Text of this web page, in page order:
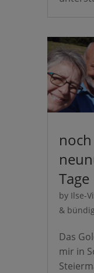
noch
Tage
by Ilse-
& bündig
Das
mir in